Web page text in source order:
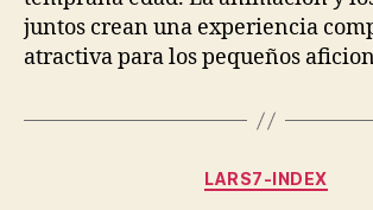
juntos crean una experiencia
atractiva para los pequeños
Categorías
LARS7-INDEX